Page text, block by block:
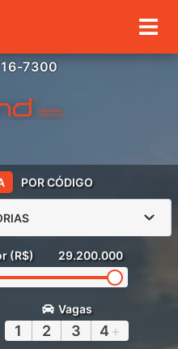
7300
POR CÓDIGO
(R$) 29.200.000
Vagas
1 2 3 4 +